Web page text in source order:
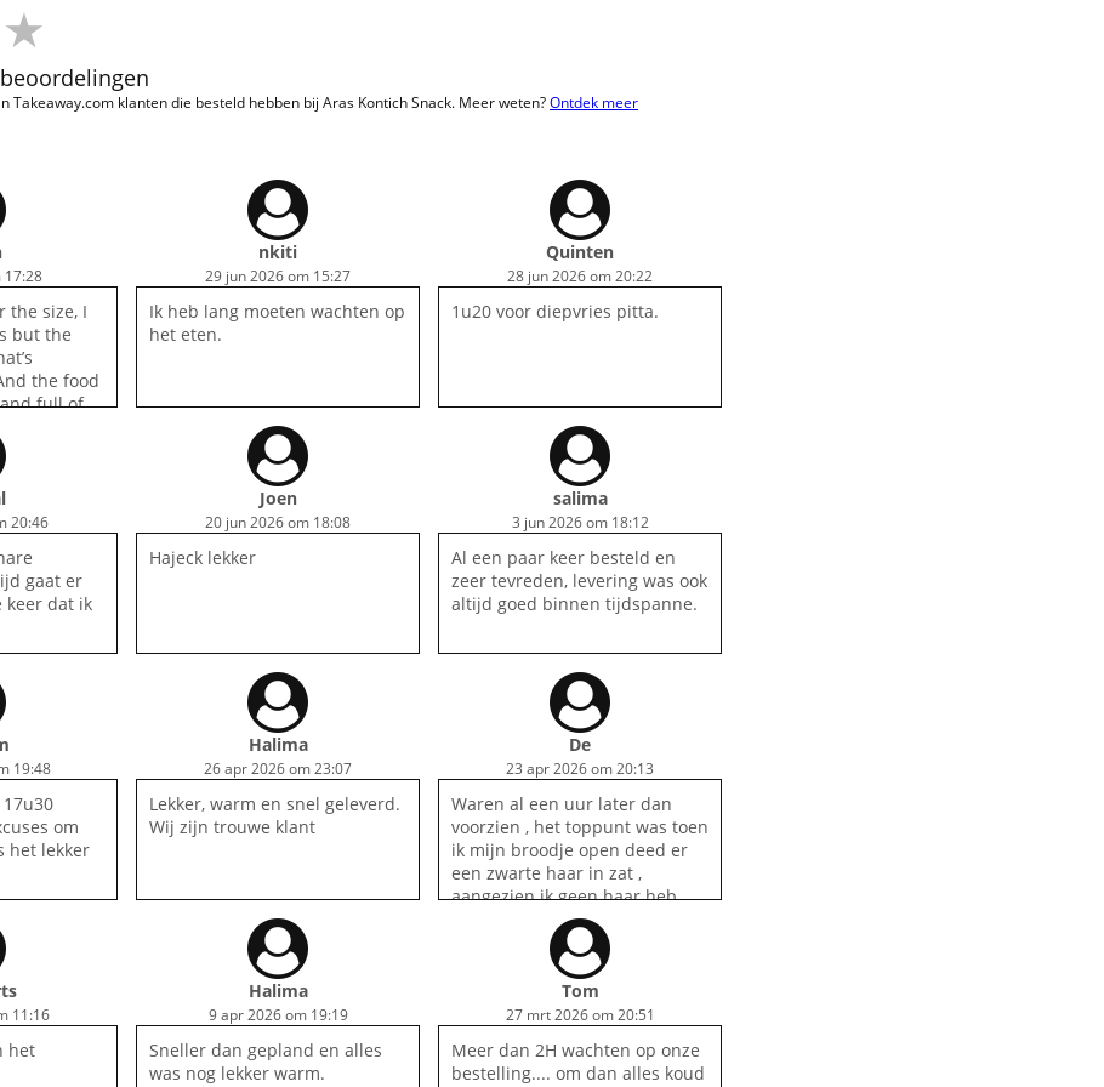
Takeaway.com klanten die besteld hebben bij Aras Kontich Snack. Meer weten?Ontdek meer
17:28
the size, I
but the
the food
full of
ask for. I
nkiti
29 jun 2026 om 15:27
Ik heb lang moeten wachten op
het eten.
Quinten
28 jun 2026 om 20:22
1u20 voor diepvries pitta.
20:46
gaat er
keer dat ik
Joen
20 jun 2026 om 18:08
Hajeck lekker
salima
3 jun 2026 om 18:12
Al een paar keer besteld en
zeer tevreden, levering was ook
altijd goed binnen tijdspanne.
19:48
om
het lekker
Halima
26 apr 2026 om 23:07
Lekker, warm en snel geleverd.
Wij zijn trouwe klant
De
23 apr 2026 om 20:13
Waren al een uur later dan
voorzien , het toppunt was toen
ik mijn broodje open deed er
een zwarte haar in zat ,
aangezien ik geen haar heb
was ze niet van mij , eten zelf
was ook niet echt lekker . Voor
ons nooit meer
11:16
het
Halima
9 apr 2026 om 19:19
Sneller dan gepland en alles
was nog lekker warm.
Tom
27 mrt 2026 om 20:51
Meer dan 2H wachten op onze
bestelling.... om dan alles koud